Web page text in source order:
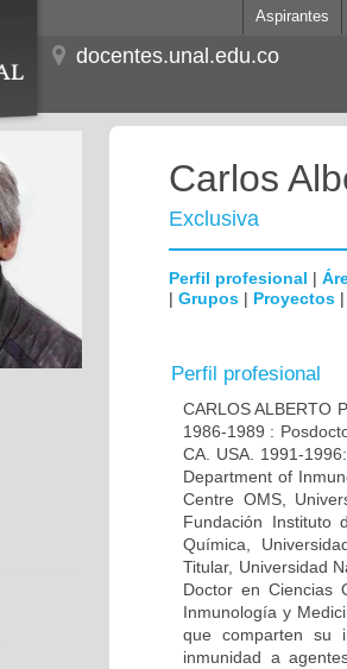
Aspirantes
docentes.unal.edu.co
Carlos
Exclusiva
Perfil profesional |
| Grupos | Proyectos
Perfil profesional
CARLOS ALBERTO
1986-1989 :
CA. USA. 1991-
Department of
Centre OMS,
Fundación Instituto
Química,
Titular, Universidad
Doctor en Ciencias
Inmunología y
que comparten su
inmunidad a